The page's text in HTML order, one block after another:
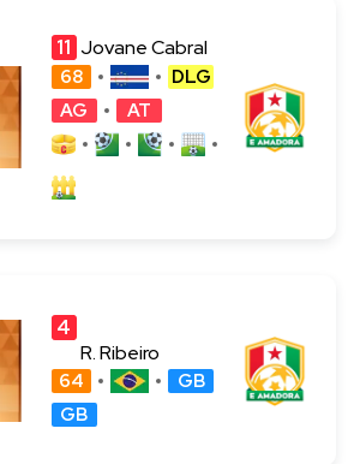
11 Jovane Cabral
68
DLG
AG
AT
4
R. Ribeiro
64
GB
GB